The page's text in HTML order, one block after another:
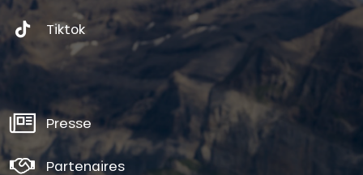
Tiktok
Presse
Partenaires